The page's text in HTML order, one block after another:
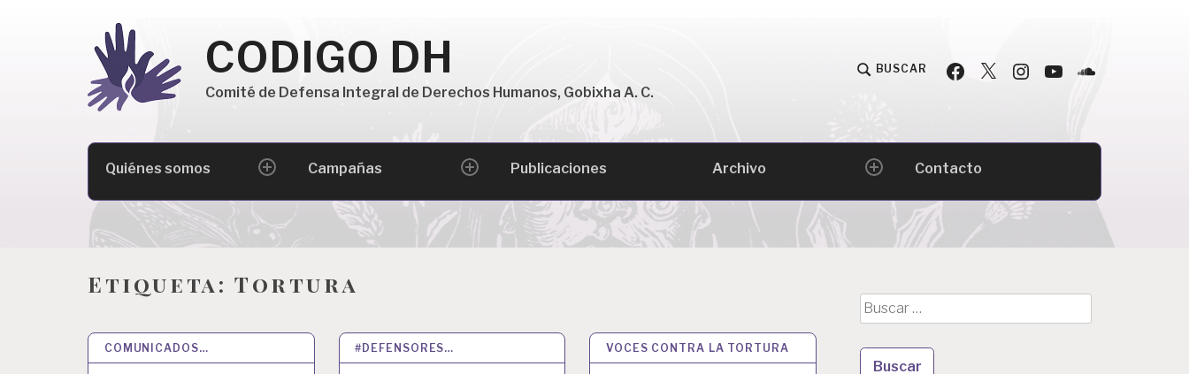
CODIGO DH
Comité de Defensa Integral de Derechos Humanos, Gobixha A. C.
BUSCAR FacebookTwitterInstagramYouTubePodcast
Quiénes somos
expand
menu
Campañas
expand
menu
Publicaciones Archivo
expand
menu
Contacto
Etiqueta:Tortura
COMUNICADOS…
27 MAY 2026 #DEFENSORES…
23 NOV 2024 VOCES CONTRA LA TORTURA
22 NOV 2024
Buscar: